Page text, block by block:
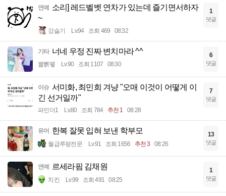
연예
소리] 레드벨벳 연차가 있는데 즐기면서하자
~
강슬기 Lv.94 조회 469 08:32
1
댓글
기타 너네 우정 진짜 변치마라 ^^
꿻뻵뗗 Lv.90 조회 1107 08:30
6
댓글
이슈 서미화, 최민희 겨냥 "오매 이것이 어떻게 이
긴 선거일까"
파인더1 Lv.80 조회 784 추천 1 08:28
7
댓글
유머 한복 잘못 입혀 보낸 학부모
월급루팡전문 Lv.91 조회 1656 추천 3 08:26
13
댓글
연예 르세라핌 김채원
치킨 Lv.99 조회 491 08:25
1
댓글